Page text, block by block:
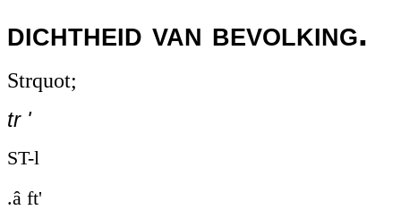
dichtheid van bevolking.
Strquot;
tr '
ST-l
.â ft'